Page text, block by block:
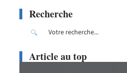
Recherche
Article au top